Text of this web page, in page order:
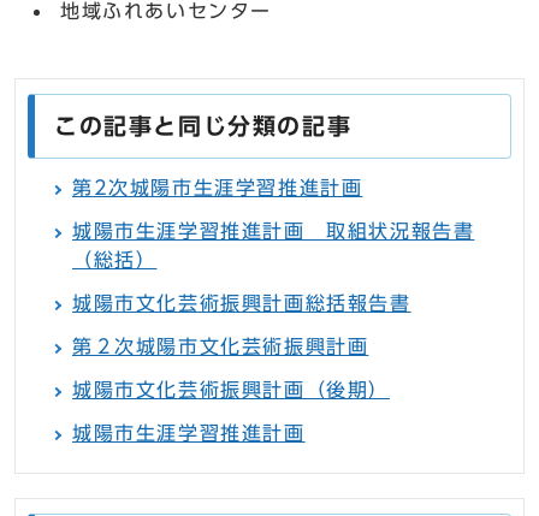
地域ふれあいセンター
この記事と同じ分類の記事
第2次城陽市生涯学習推進計画
城陽市生涯学習推進計画 取組状況報告書
（総括）
城陽市文化芸術振興計画総括報告書
第２次城陽市文化芸術振興計画
城陽市文化芸術振興計画（後期）
城陽市生涯学習推進計画